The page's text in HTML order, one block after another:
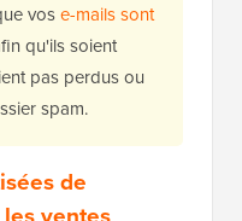
vose-mails sont
qu'ils soient
pas perdus ou
spam.
de